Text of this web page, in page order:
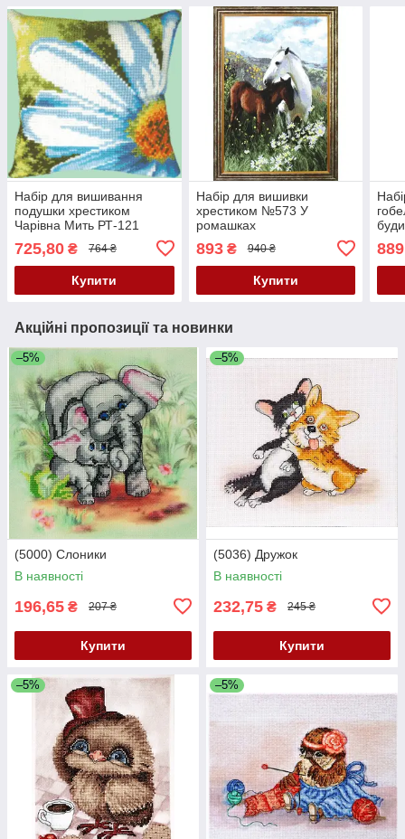
Набір для вишивання
подушки хрестиком
Чарівна Мить РТ-121
725,80 ₴ 764 ₴
Купити
Набір для вишивки
хрестиком №573 У
ромашках
893₴ 940 ₴
Купити
Акційні пропозиції та новинки
–5%
(5000) Слоники
В наявності
196,65 ₴ 207 ₴
Купити
–5%
(5036) Дружок
В наявності
232,75 ₴ 245 ₴
Купити
–5% –5%